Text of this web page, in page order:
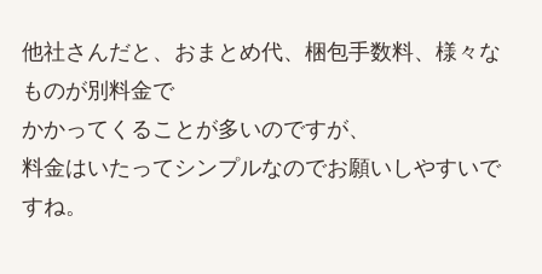
他社さんだと、おまとめ代、梱包手数料、様々な
ものが別料金で
かかってくることが多いのですが、
料金はいたってシンプルなのでお願いしやすいで
すね。